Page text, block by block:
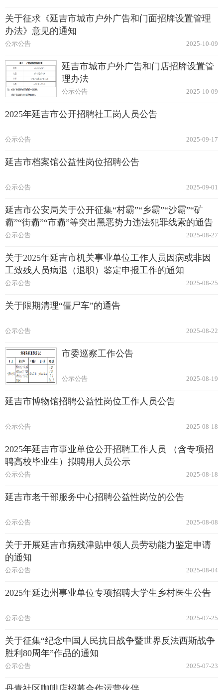
关于征求《延吉市城市户外广告和门面招牌设置管理
办法》意见的通知
2025-10-09
公示公告
延吉市城市户外广告和门店招牌设置管
理办法
2025-10-09
公示公告
2025年延吉市公开招聘社工岗人员公告
2025-09-17
公示公告
延吉市档案馆公益性岗位招聘公告
2025-09-01
公示公告
延吉市公安局关于公开征集“村霸”“乡霸”“沙霸”“矿
霸”“街霸”“市霸”等突出黑恶势力违法犯罪线索的通告
2025-08-27
公示公告
关于2025年延吉市机关事业单位工作人员因病或非因
工致残人员病退（退职）鉴定申报工作的通知
2025-08-25
公示公告
关于限期清理“僵尸车”的通告
2025-08-22
公示公告
市委巡察工作公告
2025-08-19
公示公告
延吉市博物馆招聘公益性岗位工作人员公告
2025-08-18
公示公告
2025年延吉市事业单位公开招聘工作人员 （含专项招
聘高校毕业生）拟聘用人员公示
2025-08-18
公示公告
延吉市老干部服务中心招聘公益性岗位的公告
2025-08-08
公示公告
关于开展延吉市病残津贴申领人员劳动能力鉴定申请
的通知
2025-08-04
公示公告
2025年延边州事业单位专项招聘大学生乡村医生公告
2025-07-25
公示公告
关于征集“纪念中国人民抗日战争暨世界反法西斯战争
胜利80周年”作品的通知
2025-07-23
公示公告